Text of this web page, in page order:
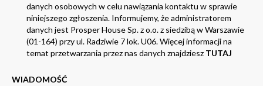
danych osobowych w celu nawiązania kontaktu w sprawie
niniejszego zgłoszenia. Informujemy, że administratorem
danych jest Prosper House Sp. z o.o. z siedzibą w Warszawie
(01-164) przy ul. Radziwie 7 lok. U06. Więcej informacji na
temat przetwarzania przez nas danych znajdziesz TUTAJ
WIADOMOŚĆ